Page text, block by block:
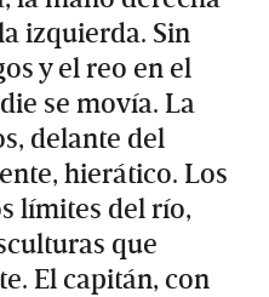
izquierda. Sin
y el reo en el
se movía. La
delante del
hierático. Los
límites del río,
que
El capitán, con